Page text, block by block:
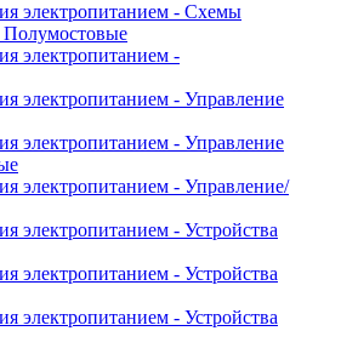
электропитанием - Схемы
электропитанием -
электропитанием - Управление
электропитанием - Управление
электропитанием - Управление/
электропитанием - Устройства
электропитанием - Устройства
электропитанием - Устройства